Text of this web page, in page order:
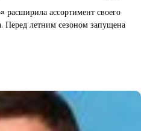
ассортимент своего
Перед летним сезоном запущена